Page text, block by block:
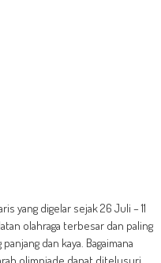
yang digelar sejak 26 Juli – 11
olahraga terbesar dan paling
dan kaya. Bagaimana